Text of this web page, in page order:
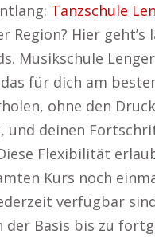
Tanzschule
Region? Hier geht’s
Musikschule
für dich am
ohne den
und deinen
Flexibilität
Kurs noch
verfügbar
Basis bis zu